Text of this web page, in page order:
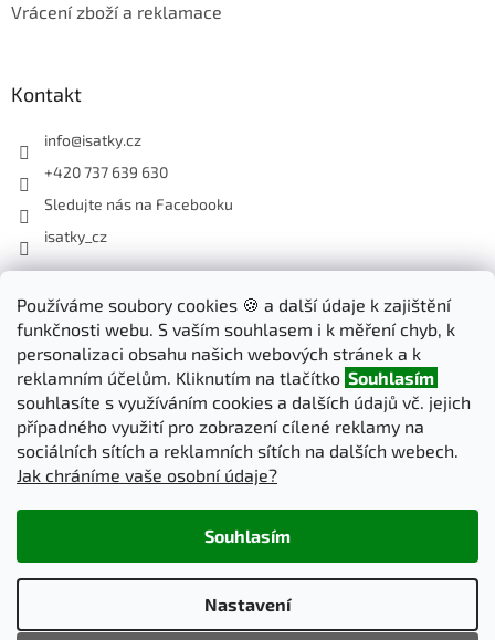
Používáme soubory cookies 🍪 a další údaje k zajištění
funkčnosti webu. S vaším souhlasem i k měření chyb, k
personalizaci obsahu našich webových stránek a k
reklamním účelům. Kliknutím na tlačítko Souhlasím
souhlasíte s využíváním cookies a dalších údajů vč. jejich
případného využití pro zobrazení cílené reklamy na
sociálních sítích a reklamních sítích na dalších webech.
Jak chráníme vaše osobní údaje?
Nastavení
Souhlasím
Vrácení zboží a reklamace
Kontakt
info@isatky.cz
+420 737 639 630
Sledujte nás na Facebooku
isatky_cz
Odebírat newsletter
Vložte svůj e-mail a my vám budeme zasílat informace o nových
produktech na našem e-shopu.
E-mail
PŘIHLÁSIT SE